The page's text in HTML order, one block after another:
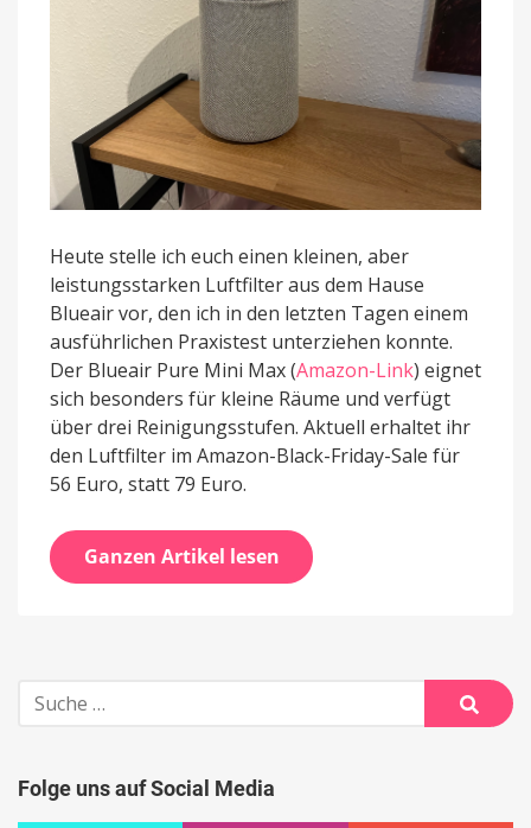
Heute stelle ich euch einen kleinen, aber
leistungsstarken Luftfilter aus dem Hause
Blueair vor, den ich in den letzten Tagen einem
ausführlichen Praxistest unterziehen konnte.
Der Blueair Pure Mini Max (Amazon-Link) eignet
sich besonders für kleine Räume und verfügt
über drei Reinigungsstufen. Aktuell erhaltet ihr
den Luftfilter im Amazon-Black-Friday-Sale für
56 Euro, statt 79 Euro.
Ganzen Artikel lesen
Suche
nach:
Suche
Folge uns auf Social Media